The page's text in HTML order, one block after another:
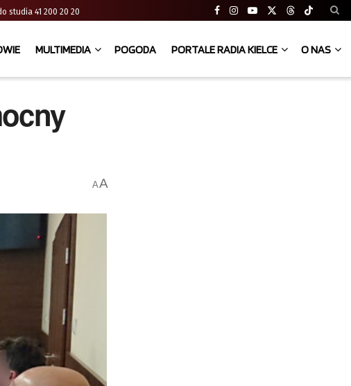
studia 41 200 20 20
MULTIMEDIA POGODA PORTALE RADIA KIELCE O NAS
AA